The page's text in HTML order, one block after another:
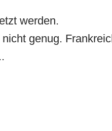
werden.
genug.